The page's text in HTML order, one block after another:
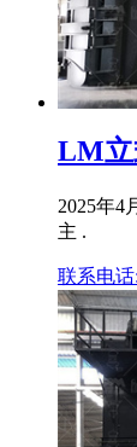
LM立
2025年4
主 .
联系电话